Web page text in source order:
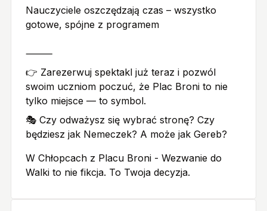
Nauczyciele oszczędzają czas – wszystko
gotowe, spójne z programem
⸻
👉 Zarezerwuj spektakl już teraz i pozwól
swoim uczniom poczuć, że Plac Broni to nie
tylko miejsce — to symbol.
🎭 Czy odważysz się wybrać stronę? Czy
będziesz jak Nemeczek? A może jak Gereb?
W Chłopcach z Placu Broni - Wezwanie do
Walki to nie fikcja. To Twoja decyzja.